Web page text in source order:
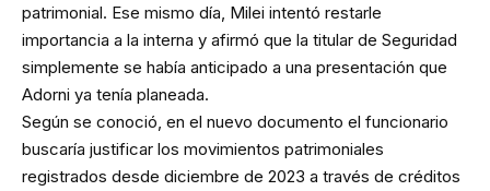
patrimonial. Ese mismo día, Milei intentó restarle
importancia a la interna y afirmó que la titular de Seguridad
simplemente se había anticipado a una presentación que
Adorni ya tenía planeada.
Según se conoció, en el nuevo documento el funcionario
buscaría justificar los movimientos patrimoniales
registrados desde diciembre de 2023 a través de créditos